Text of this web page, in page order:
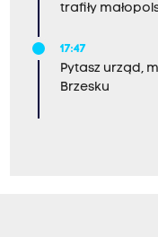
trafiły
17:47
Pytasz urząd,
Brzesku